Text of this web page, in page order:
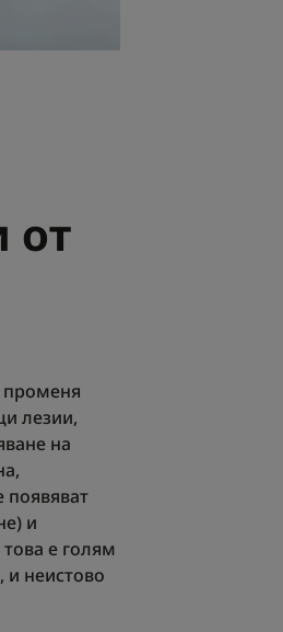
от
променя
лезии,
на
появяват
и
е голям
и неистово